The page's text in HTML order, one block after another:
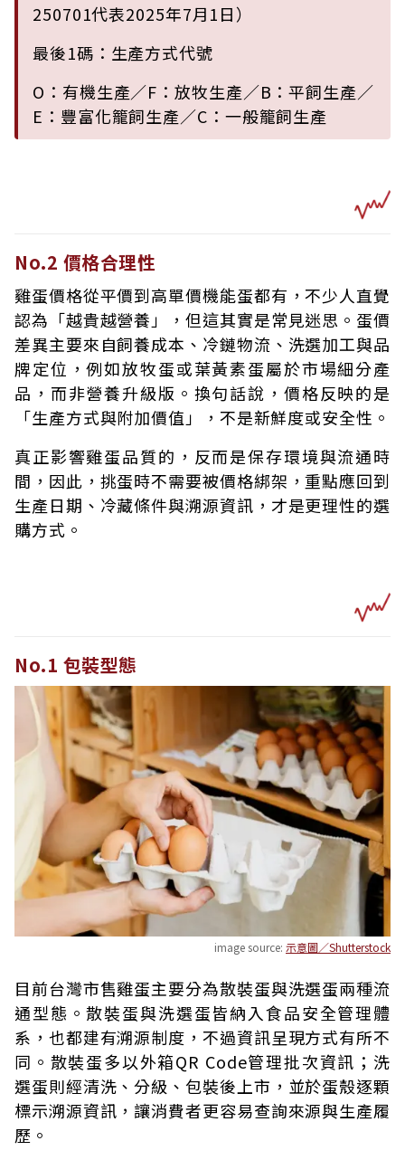
250701代表2025年7月1日）
最後1碼：生產方式代號
O：有機生產／F：放牧生產／B：平飼生產／
E：豐富化籠飼生產／C：一般籠飼生產
No.2 價格合理性
雞蛋價格從平價到高單價機能蛋都有，不少人直覺
認為「越貴越營養」，但這其實是常見迷思。蛋價
差異主要來自飼養成本、冷鏈物流、洗選加工與品
牌定位，例如放牧蛋或葉黃素蛋屬於市場細分產
品，而非營養升級版。換句話說，價格反映的是
「生產方式與附加價值」，不是新鮮度或安全性。
真正影響雞蛋品質的，反而是保存環境與流通時
間，因此，挑蛋時不需要被價格綁架，重點應回到
生產日期、冷藏條件與溯源資訊，才是更理性的選
購方式。
No.1 包裝型態
image source: 示意圖／Shutterstock
目前台灣市售雞蛋主要分為散裝蛋與洗選蛋兩種流
通型態。散裝蛋與洗選蛋皆納入食品安全管理體
系，也都建有溯源制度，不過資訊呈現方式有所不
同。散裝蛋多以外箱QR Code管理批次資訊；洗
選蛋則經清洗、分級、包裝後上市，並於蛋殼逐顆
標示溯源資訊，讓消費者更容易查詢來源與生產履
歷。